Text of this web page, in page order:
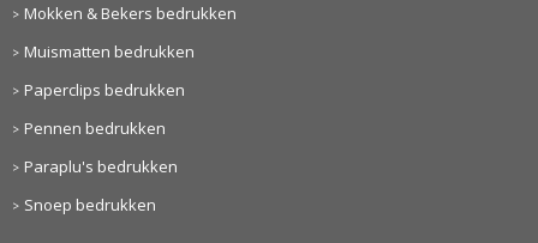
Mokken & Bekers bedrukken
Muismatten bedrukken
Paperclips bedrukken
Pennen bedrukken
Paraplu's bedrukken
Snoep bedrukken